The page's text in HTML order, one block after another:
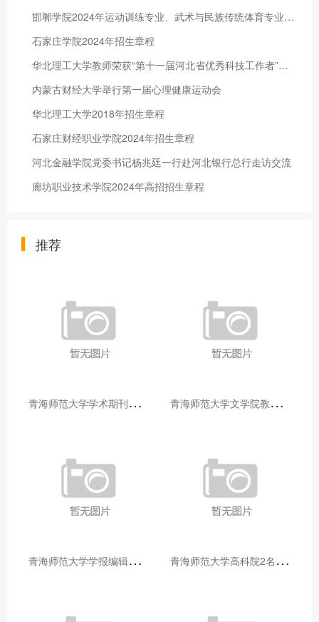
邯郸学院2024年运动训练专业、武术与民族传统体育专业招生简章
石家庄学院2024年招生章程
华北理工大学教师荣获“第十一届河北省优秀科技工作者”称号
内蒙古财经大学举行第一届心理健康运动会
华北理工大学2018年招生章程
石家庄财经职业学院2024年招生章程
河北金融学院党委书记杨兆廷一行赴河北银行总行走访交流
廊坊职业技术学院2024年高招招生章程
推荐
青
海师范大学学术期刊两个专栏入选2025年青海省期刊重点专栏 青
海师范大学文学院教师赴山东省相关高校和学术机构交流学习
青
海师范大学学报编辑部赴大通县城关镇上毛佰胜村开展帮扶慰问活动 青
海师范大学高科院2名专家当选中国科学院院士